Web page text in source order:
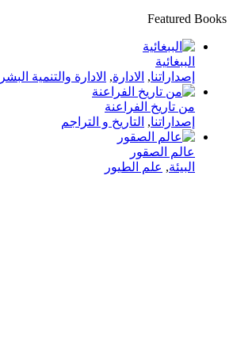
Featured Books
الببغائية
إصداراتنا, الادارة, الادارة والتنمية
من تاريخ الفراعنة
إصداراتنا, التاريخ و التراجم
عالم الصقور
البيئة, علم الطيور